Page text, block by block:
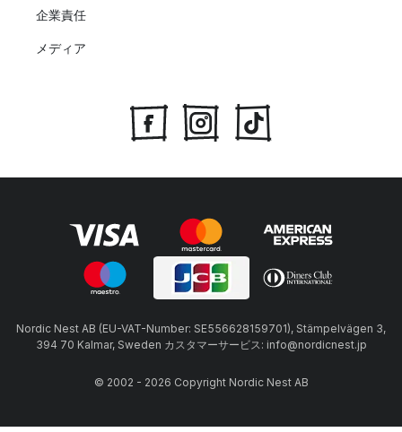
企業責任
メディア
Nordic Nest AB (EU-VAT-Number: SE556628159701), Stämpelvägen 3,
394 70 Kalmar, Sweden カスタマーサービス: info@nordicnest.jp
© 2002 - 2026 Copyright Nordic Nest AB